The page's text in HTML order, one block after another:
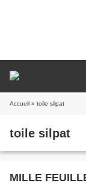
Accueil » toile silpat
toile silpat
MILLE